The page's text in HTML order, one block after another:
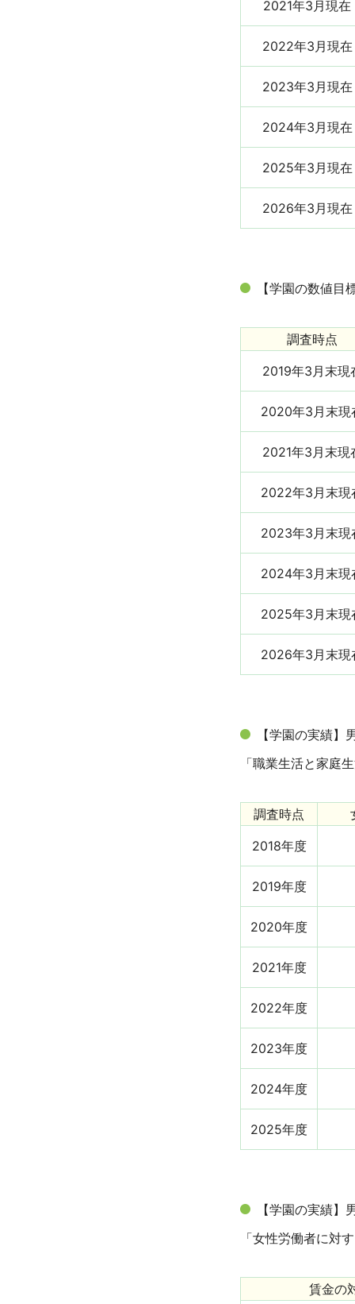
2021年3月現在
2022年3月現在
2023年3月現在
2024年3月現在
2025年3月現在
2026年3月現在
【学園の数値
調査時点
2019年3月末現
2020年3月末現
2021年3月末現
2022年3月末現
2023年3月末現
2024年3月末現
2025年3月末現
2026年3月末現
【学園の実績】
「職業生活と家庭
調査時点
2018年度
2019年度
2020年度
2021年度
2022年度
2023年度
2024年度
2025年度
【学園の実績
「女性労働者に対
賃金の